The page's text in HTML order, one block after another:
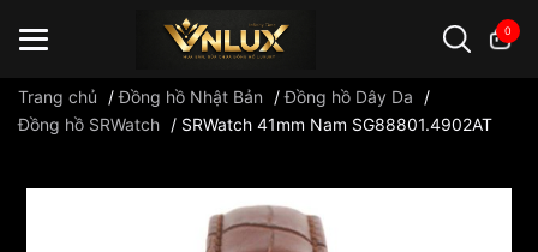
0
Trang chủ /Đồng hồ Nhật Bản /Đồng hồ Dây Da
/
Đồng hồ SRWatch / SRWatch 41mm Nam SG88801.4902AT